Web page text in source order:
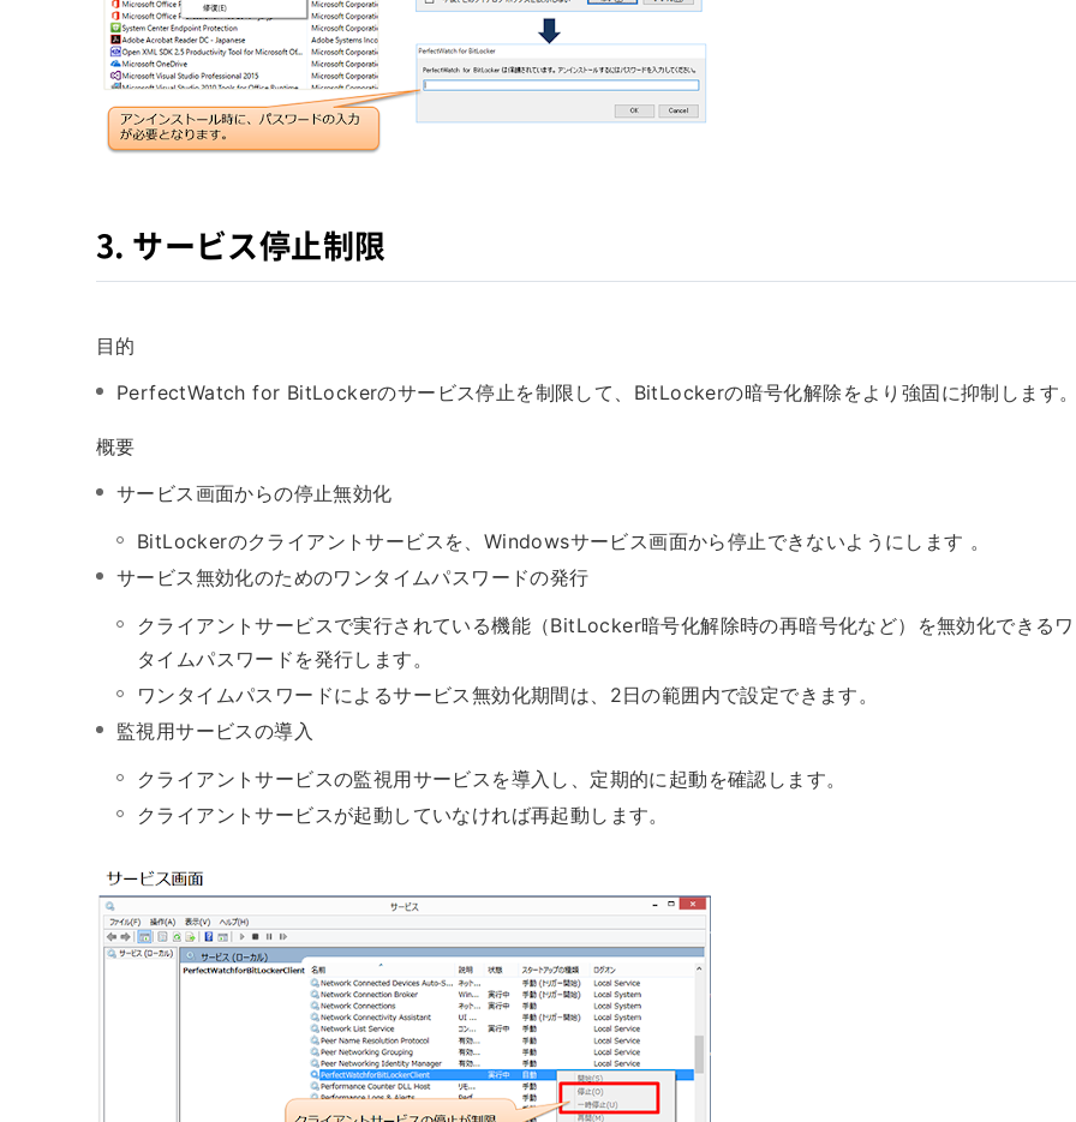
3. サービス停止制限
目的
PerfectWatch for BitLockerのサービス停止を制限して、BitLockerの暗号化解除をより強固に抑制します
概要
サービス画面からの停止無効化
BitLockerのクライアントサービスを、Windowsサービス画面から停止できないようにします 。
サービス無効化のためのワンタイムパスワードの発行
クライアントサービスで実行されている機能（BitLocker暗号化解除時の再暗号化など）を無効化できる
タイムパスワードを発行します。
ワンタイムパスワードによるサービス無効化期間は、2日の範囲内で設定できます。
監視用サービスの導入
クライアントサービスの監視用サービスを導入し、定期的に起動を確認します。
クライアントサービスが起動していなければ再起動します。